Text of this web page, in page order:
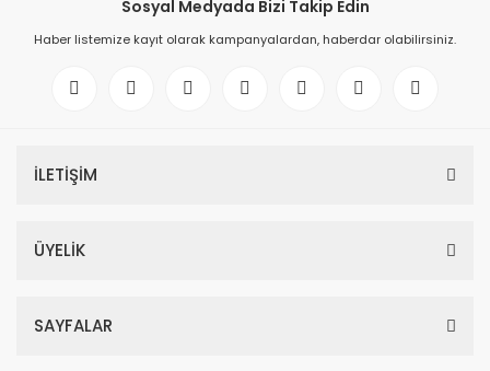
Sosyal Medyada Bizi Takip Edin
Haber listemize kayıt olarak kampanyalardan, haberdar olabilirsiniz.
İLETİŞİM
ÜYELİK
SAYFALAR